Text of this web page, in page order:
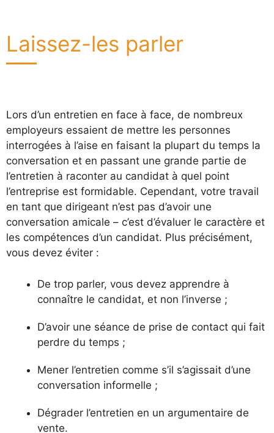
Laissez-les parler
Lors d’un entretien en face à face, de nombreux
employeurs essaient de mettre les personnes
interrogées à l’aise en faisant la plupart du temps la
conversation et en passant une grande partie de
l’entretien à raconter au candidat à quel point
l’entreprise est formidable. Cependant, votre travail
en tant que dirigeant n’est pas d’avoir une
conversation amicale – c’est d’évaluer le caractère et
les compétences d’un candidat. Plus précisément,
vous devez éviter :
De trop parler, vous devez apprendre à
connaître le candidat, et non l’inverse ;
D’avoir une séance de prise de contact qui fait
perdre du temps ;
Mener l’entretien comme s’il s’agissait d’une
conversation informelle ;
Dégrader l’entretien en un argumentaire de
vente.